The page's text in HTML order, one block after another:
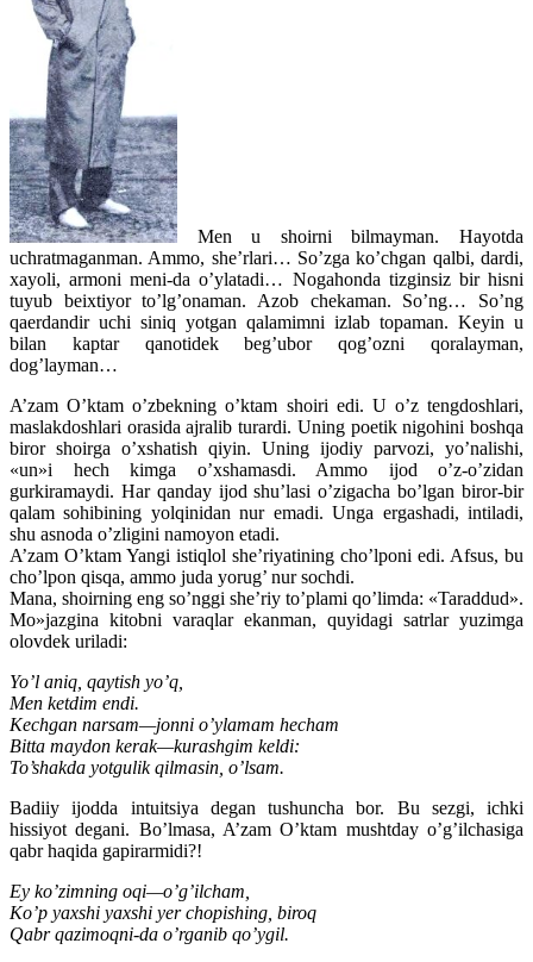
Men u shoirni bilmayman. Hayotda
uchratmaganman. Ammo, she’rlari… So’zga ko’chgan qalbi, dardi,
xayoli, armoni meni-da o’ylatadi… Nogahonda tizginsiz bir hisni
tuyub beixtiyor to’lg’onaman. Azob chekaman. So’ng… So’ng
qaerdandir uchi siniq yotgan qalamimni izlab topaman. Keyin u
bilan kaptar qanotidek beg’ubor qog’ozni qoralayman,
dog’layman…
A’zam O’ktam o’zbekning o’ktam shoiri edi. U o’z tengdoshlari,
maslakdoshlari orasida ajralib turardi. Uning poetik nigohini boshqa
biror shoirga o’xshatish qiyin. Uning ijodiy parvozi, yo’nalishi,
«un»i hech kimga o’xshamasdi. Ammo ijod o’z-o’zidan
gurkiramaydi. Har qanday ijod shu’lasi o’zigacha bo’lgan biror-bir
qalam sohibining yolqinidan nur emadi. Unga ergashadi, intiladi,
shu asnoda o’zligini namoyon etadi.
A’zam O’ktam Yangi istiqlol she’riyatining cho’lponi edi. Afsus, bu
cho’lpon qisqa, ammo juda yorug’ nur sochdi.
Mana, shoirning eng so’nggi she’riy to’plami qo’limda: «Taraddud».
Mo»jazgina kitobni varaqlar ekanman, quyidagi satrlar yuzimga
olovdek uriladi:
Yo’l aniq, qaytish yo’q,
Men ketdim endi.
Kechgan narsam—jonni o’ylamam hecham
Bitta maydon kerak—kurashgim keldi:
To’shakda yotgulik qilmasin, o’lsam.
Badiiy ijodda intuitsiya degan tushuncha bor. Bu sezgi, ichki
hissiyot degani. Bo’lmasa, A’zam O’ktam mushtday o’g’ilchasiga
qabr haqida gapirarmidi?!
Ey ko’zimning oqi—o’g’ilcham,
Ko’p yaxshi yaxshi yer chopishing, biroq
Qabr qazimoqni-da o’rganib qo’ygil.